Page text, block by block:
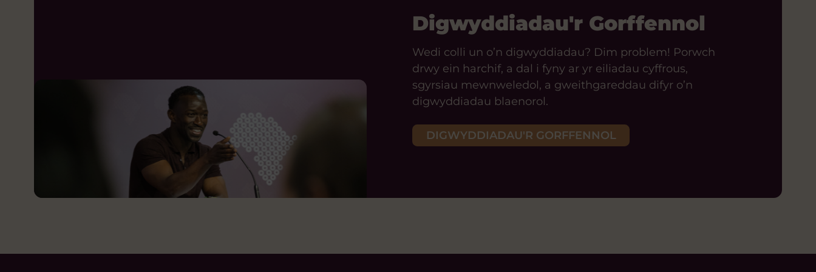
Digwyddiadau'r Gorffennol
Wedi colli un o’n digwyddiadau? Dim problem! Porwch
drwy ein harchif, a dal i fyny ar yr eiliadau cyffrous,
sgyrsiau mewnweledol, a gweithgareddau difyr o’n
digwyddiadau blaenorol.
DIGWYDDIADAU'R GORFFENNOL